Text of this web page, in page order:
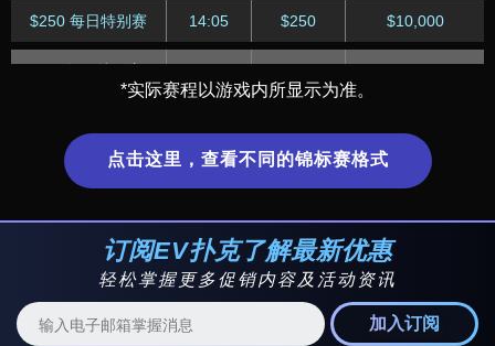
$250 每日特别赛 14:05 $250 $10,000
$125 每日特别赛 15:05 $125 $5,000
$15 每日特别赛 15:05 $15 $5,000
$30 每日特别赛 16:05 $30 $6,000
$40 每日特别赛 18:05 $5,000
*实际赛程以游戏内所显示为准。
点击这里，查看不同的锦标赛格式
订阅EV扑克了解最新优惠
轻松掌握更多促销内容及活动资讯
加入订阅